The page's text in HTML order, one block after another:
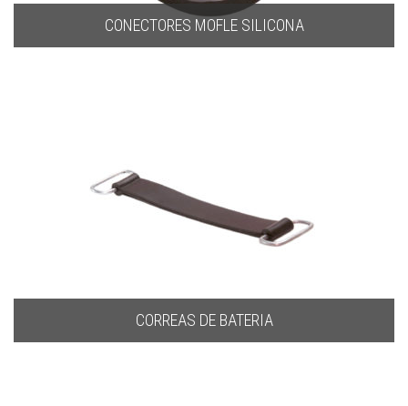
CONECTORES MOFLE SILICONA
CORREAS DE BATERIA